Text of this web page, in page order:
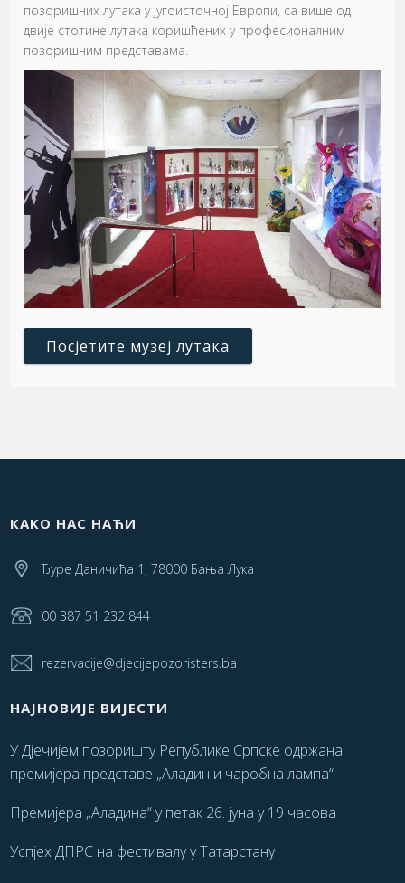
позоришних лутака у југоисточној Европи, са више од
двије стотине лутака коришћених у професионалним
позоришним представама.
Посјетите музеј лутака
КАКО НАС НАЋИ
Ђуре Даничића 1, 78000 Бања Лука
00 387 51 232 844
rezervacije@djecijepozoristers.ba
НАЈНОВИЈЕ ВИЈЕСТИ
У Дјечијем позоришту Републике Српске одржана
премијера представе „Аладин и чаробна лампа“
Премијера „Аладина“ у петак 26. јуна у 19 часова
Успјех ДПРС на фестивалу у Татарстану